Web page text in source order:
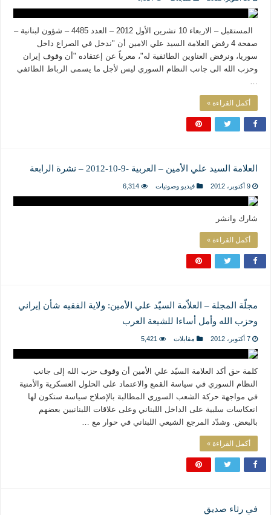
المستقبل – الاربعاء 10 تشرين الأول 2012 – العدد 4485 – شؤون لبنانية –
صفحة 4 رفض العلامة السيد علي الامين أن "ندخل في الصراع داخل
سوريا، ونرفض العناوين الطائفية له"، معرباً عن إعتقاده "أن وقوف إيران
وحزب الله الى جانب النظام السوري ليس لأجل ما يسمى الرباط الطائفي
…
أكمل القراءة »
العلامة السيد علي الأمين – العربية -9-10-2012 – نشرة الرابعة
9 أكتوبر، 2012 فيديو وصوتيات 6,314
شارك وانشر
أكمل القراءة »
مجلّة المجلة – العلاّمة السيّد علي الأمين: ولاية الفقيه شأن إيراني
وحزب الله وأمل أساءا للشيعة العرب
7 أكتوبر، 2012 مقابلات 5,421
كلمة حق أكد العلامة السيّد علي الأمين أن وقوف حزب الله إلى جانب
النظام السوري في سياسة القمع والاعتماد على الحلول العسكرية والأمنية
في مواجهة حركة الشعب السوري المطالبة بالإصلاح سياسة ستكون لها
انعكاسات سلبية على الداخل اللبناني وعلى علاقات اللبنانيين بعضهم
بالبعض. وشدّد المرجع الشيعي اللبناني في حوار مع …
أكمل القراءة »
في رثاء صديق